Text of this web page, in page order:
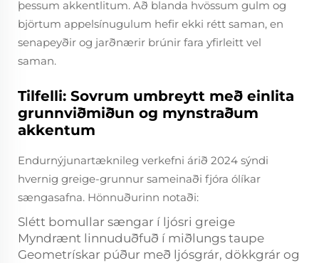
þessum akkentlitum. Að blanda hvössum gulm og
björtum appelsínugulum hefir ekki rétt saman, en
senapeyðir og jarðnærir brúnir fara yfirleitt vel
saman.
Tilfelli: Sovrum umbreytt með einlita
grunnviðmiðun og mynstraðum
akkentum
Endurnýjunartæknileg verkefni árið 2024 sýndi
hvernig greige-grunnur sameinaði fjóra ólíkar
sængasafna. Hönnuðurinn notaði:
Slétt bomullar sængar í ljósri greige
Myndrænt linnuduðfuð í miðlungs taupe
Geometrískar púður með ljósgrár, dökkgrár og